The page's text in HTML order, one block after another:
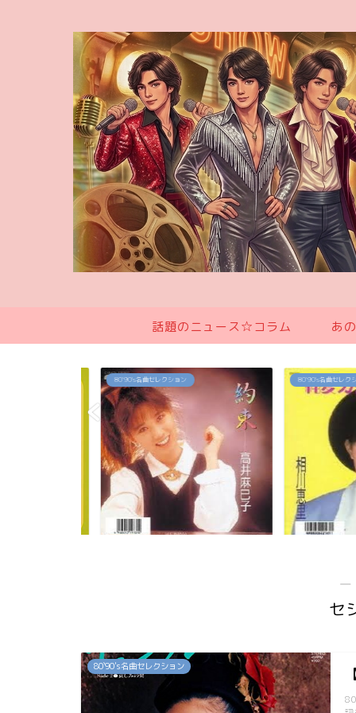
話題のニュース☆コラム あ
80`90's名曲セレクション 80`90's名曲セレクション
―
セ
80`90's名曲セレクション